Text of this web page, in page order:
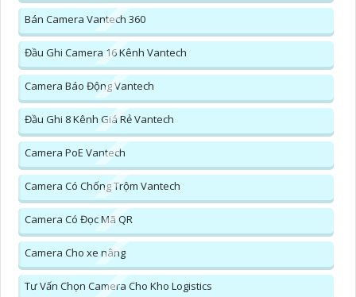
Bán Camera Vantech 360
Đầu Ghi Camera 16 Kênh Vantech
Camera Báo Động Vantech
Đầu Ghi 8 Kênh Giá Rẻ Vantech
Camera PoE Vantech
Camera Có Chống Trộm Vantech
Camera Có Đọc Mã QR
Camera Cho xe nâng
Tư Vấn Chọn Camera Cho Kho Logistics